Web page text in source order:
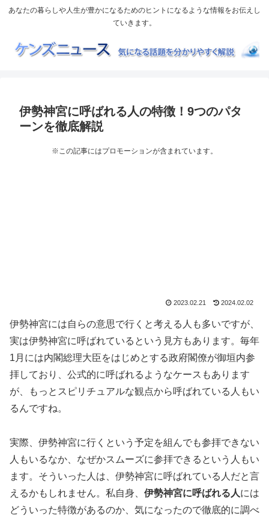
あなたの暮らしや人生が豊かになるためのヒントになるような情報をお伝えし
ていきます。
伊勢神宮に呼ばれる人の特徴！9つのパタ
ーンを徹底解説
※この記事にはプロモーションが含まれています。
2023.02.21 2024.02.02
伊勢神宮には自らの意思で行くと考える人も多いですが、
実は伊勢神宮に呼ばれているという見方もあります。毎年
1月には内閣総理大臣をはじめとする政府閣僚が御垣内参
拝しており、公式的に呼ばれるようなケースもあります
が、もっとスピリチュアルな観点から呼ばれている人もい
るんですね。
実際、伊勢神宮に行くという予定を組んでも参拝できない
人もいるなか、なぜかスムーズに参拝できるという人もい
ます。そういった人は、伊勢神宮に呼ばれている人だと言
えるかもしれません。私自身、 伊勢神宮に呼ばれる人には
どういった特徴があるのか、気になったので徹底的に調べ